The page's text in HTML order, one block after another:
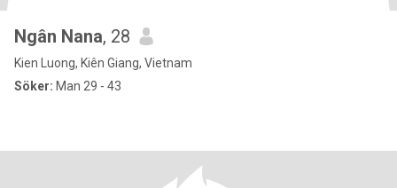
Ngân Nana, 28
Kien Luong, Kiên Giang, Vietnam
Söker: Man 29 - 43